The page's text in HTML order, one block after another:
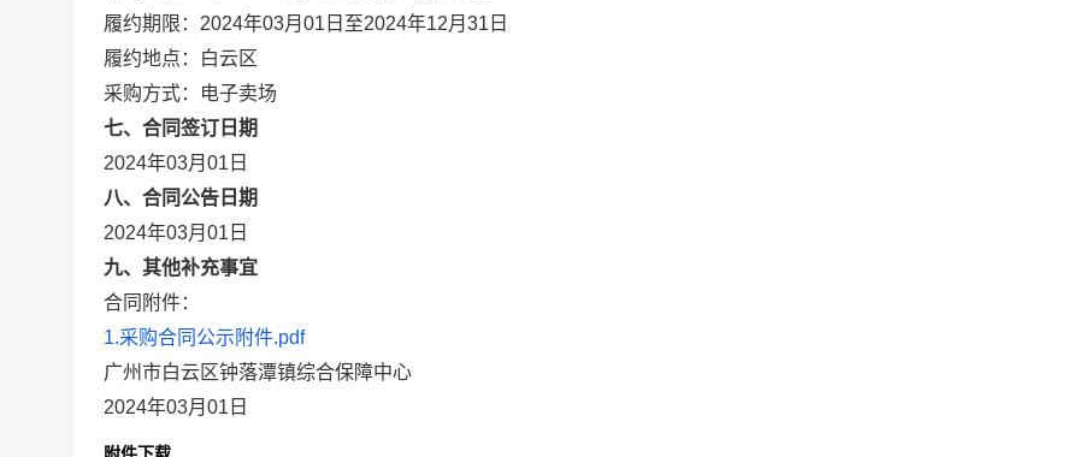
履约期限：2024年03月01日至2024年12月31日
履约地点：白云区
采购方式：电子卖场
七、合同签订日期
2024年03月01日
八、合同公告日期
2024年03月01日
九、其他补充事宜
合同附件：
1.采购合同公示附件.pdf
广州市白云区钟落潭镇综合保障中心
2024年03月01日